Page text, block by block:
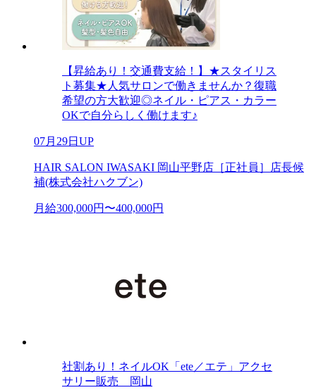
【昇給あり！交通費支給！】★スタイリス
ト募集★人気サロンで働きませんか？復職
希望の方大歓迎◎ネイル・ピアス・カラー
OKで自分らしく働けます♪
07月29日UP
HAIR SALON IWASAKI 岡山平野店［正社員］店長候
補(株式会社ハクブン)
月給300,000円〜400,000円
社割あり！ネイルOK「ete／エテ」アクセ
サリー販売 岡山